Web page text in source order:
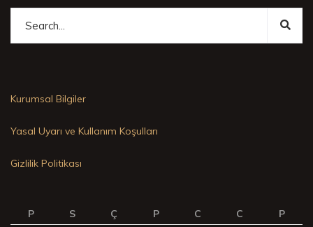
Kurumsal Bilgiler
Yasal Uyarı ve Kullanım Koşulları
Gizlilik Politikası
P S Ç P C C
P